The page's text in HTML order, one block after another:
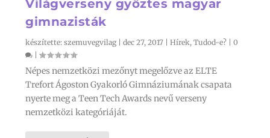
Világverseny győztes magyar
gimnazisták
készítette:szemuvegvilag |dec 27, 2017 |Hírek,Tudod-e? |0
|
Népes nemzetközi mezőnyt megelőzve az ELTE
Trefort Ágoston Gyakorló Gimnáziumának csapata
nyerte meg a Teen Tech Awards nevű verseny
nemzetközi kategóriáját.